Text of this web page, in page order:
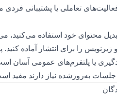
تعاملی یا پشتیبانی فردی
محتوای خود استفاده می‌کنید،
زیرنویس را برای انتشار آماده
یا پلتفرم‌های عمومی آسان
به‌روزشده نیاز دارند مفید